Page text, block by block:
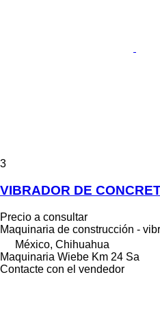
3
VIBRADOR DE
Precio a consultar
Maquinaria de construcción -
México, Chihuahua
Maquinaria Wiebe Km 24 Sa
Contacte con el vendedor